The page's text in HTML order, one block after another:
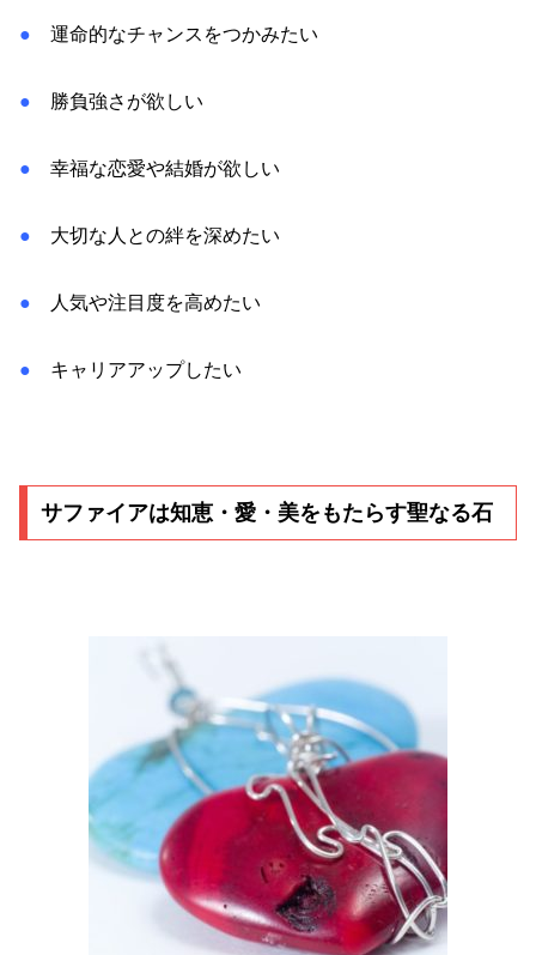
● 運命的なチャンスをつかみたい
● 勝負強さが欲しい
● 幸福な恋愛や結婚が欲しい
● 大切な人との絆を深めたい
● 人気や注目度を高めたい
● キャリアアップしたい
サファイアは知恵・愛・美をもたらす聖なる石